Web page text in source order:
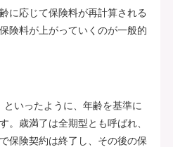
に応じて保険料が再計算される
険料が上がっていくのが一般的
といったように、年齢を基準に
。歳満了は全期型とも呼ばれ、
保険契約は終了し、その後の保